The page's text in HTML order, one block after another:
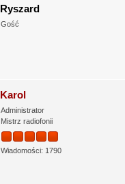
Ryszard
Gość
Karol
Administrator
Mistrz radiofonii
Wiadomości: 1790